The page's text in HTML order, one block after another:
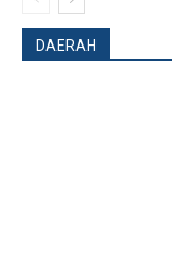
DAERAH